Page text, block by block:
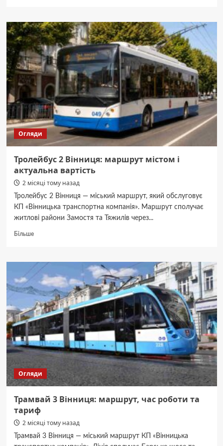
про
автобус
2
Вінниця:
схема
руху,
розклад
і
ціна
Огляди
Тролейбус 2 Вінниця: маршрут містом і
актуальна вартість
2 місяці тому назад
Тролейбус 2 Вінниця — міський маршрут, який обслуговує
КП «Вінницька транспортна компанія». Маршрут сполучає
житлові райони Замостя та Тяжилів через...
БільшеДокладніше
2
Вінниця:
маршрут
містом
актуальна
вартість
Огляди
Трамвай 3 Вінниця: маршрут, час роботи та
тариф
2 місяці тому назад
Трамвай 3 Вінниця — міський маршрут КП «Вінницька